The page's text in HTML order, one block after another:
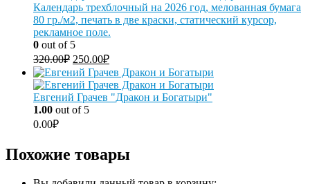
Календарь трехблочный на 2026 год, мелованная бумага
80 гр./м2, печать в две краски, статический курсор,
рекламное поле.
0 out of 5
320.00₽ 250.00₽
Евгений Грачев "Дракон и Богатыри"
1.00 out of 5
0.00₽
Похожие товары